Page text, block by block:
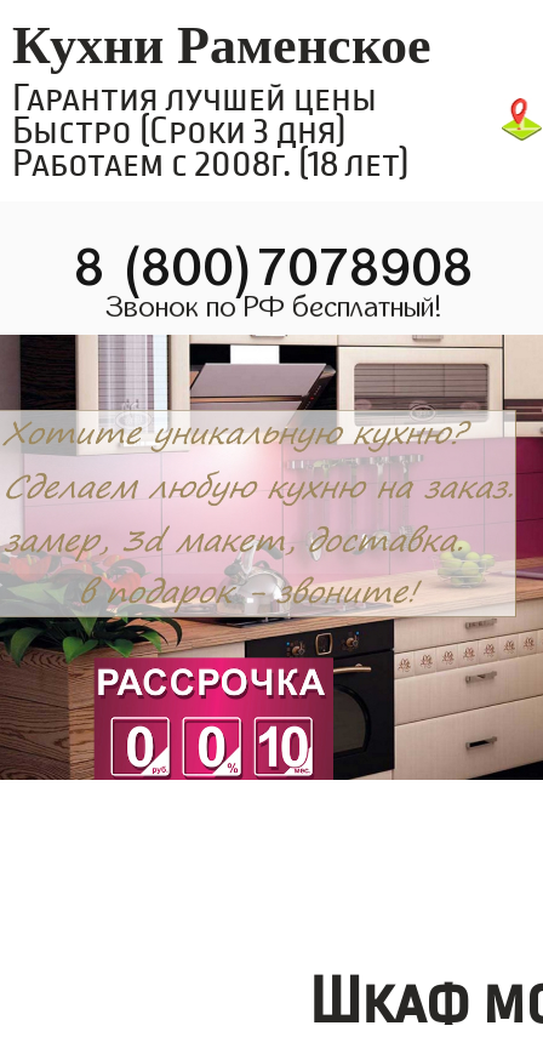
Кухни Раменское
Гарантия лучшей цены
Быстро (Сроки 3 дня)
Работаем с 2008г. (18 лет)
8 (800)7078908
Звонок по РФ бесплатный!
Шкаф